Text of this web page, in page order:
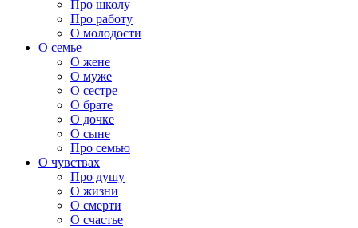
Про школу
Про работу
О молодости
О семье
О жене
О муже
О сестре
О брате
О дочке
О сыне
Про семью
О чувствах
Про душу
О жизни
О смерти
О счастье